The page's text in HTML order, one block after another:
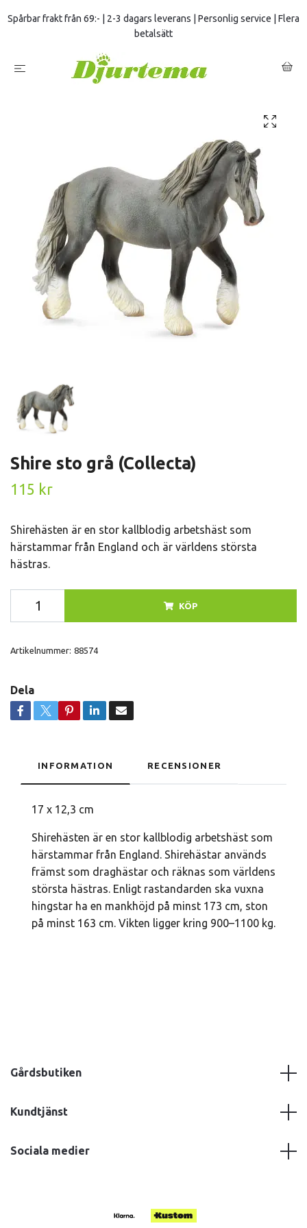
Spårbar frakt från 69:- | 2-3 dagars leverans | Personlig service | Flera
betalsätt
Shire sto grå (Collecta)
115 kr
Shirehästen är en stor kallblodig arbetshäst som
härstammar från England och är världens största
hästras.
KÖP
Artikelnummer: 88574
Dela
INFORMATION RECENSIONER
17 x 12,3 cm
Shirehästen är en stor kallblodig arbetshäst som
härstammar från England. Shirehästar används
främst som draghästar och räknas som världens
största hästras. Enligt rastandarden ska vuxna
hingstar ha en mankhöjd på minst 173 cm, ston
på minst 163 cm. Vikten ligger kring 900–1100 kg.
Gårdsbutiken
Kundtjänst
Sociala medier